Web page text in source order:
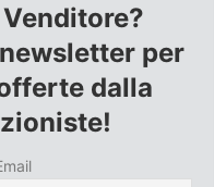
per
dalla